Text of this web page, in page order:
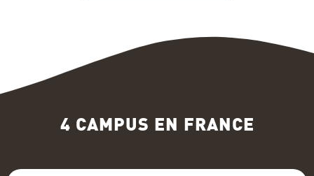
4 CAMPUS EN FRANCE